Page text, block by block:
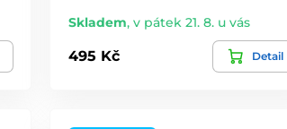
Skladem, v pátek 21. 8. u vás
495 Kč Detail